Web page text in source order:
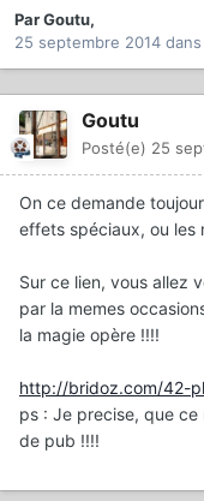
ParGoutu,
25 septembre 2014 dans
Goutu
Posté(e) 25
On ce demande
effets spéciaux, ou les
Sur ce lien, vous allez
par la memes
la magie opère !!!!
http://bridoz.com/42-
ps : Je precise, que
de pub !!!!